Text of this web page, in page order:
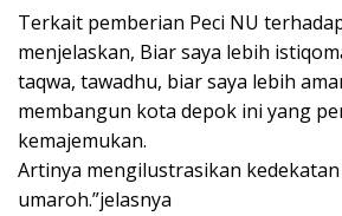
Terkait pemberian Peci NU
menjelaskan, Biar saya lebih
taqwa, tawadhu, biar saya lebih
membangun kota depok ini yang
kemajemukan.
Artinya mengilustrasikan
umaroh.”jelasnya